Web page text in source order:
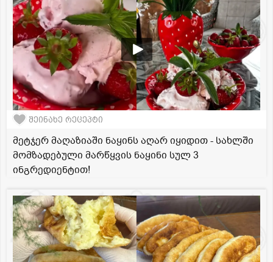
შეინახე რეცეპტი
მეტჯერ მაღაზიაში ნაყინს აღარ იყიდით - სახლში
მომზადებული მარწყვის ნაყინი სულ 3
ინგრედიენტით!